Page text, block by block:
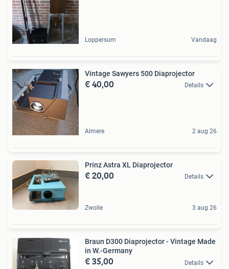
Loppersum Vandaag
Vintage Sawyers 500 Diaprojector
€ 40,00 Details
Almere 2 aug 26
Prinz Astra XL Diaprojector
€ 20,00 Details
Zwolle 3 aug 26
Braun D300 Diaprojector - Vintage Made
in W.-Germany
€ 35,00 Details